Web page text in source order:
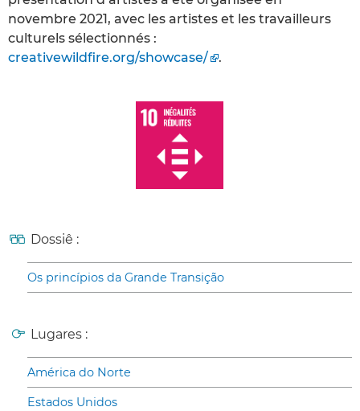
novembre 2021, avec les artistes et les travailleurs
culturels sélectionnés :
creativewildfire.org/showcase/
.
Dossiê :
Os princípios da Grande Transição
Lugares :
América do Norte
Estados Unidos